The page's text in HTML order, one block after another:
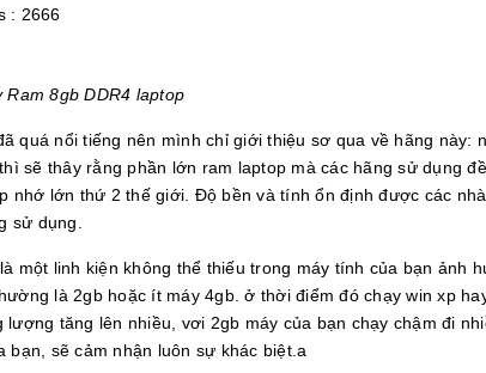
: 2666
Ram 8gb DDR4 laptop
quá nổi tiếng nên mình chỉ giới thiệu sơ qua về hãng
sẽ thây rằng phần lớn ram laptop mà các hãng sử dụng
nhớ lớn thứ 2 thế giới. Độ bền và tính ổn định được các
sử dụng.
một linh kiện không thể thiếu trong máy tính của bạn ảnh
là 2gb hoặc ít máy 4gb. ở thời điểm đó chạy win xp
lượng tăng lên nhiều, vơi 2gb máy của bạn chạy chậm đi
bạn, sẽ cảm nhận luôn sự khác biệt.a